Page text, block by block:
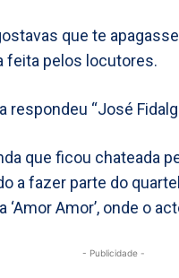
que te
feita pelos locutores.
respondeu “José
que ficou chateada
a fazer parte do
‘Amor Amor’, onde o
- Publicidade -